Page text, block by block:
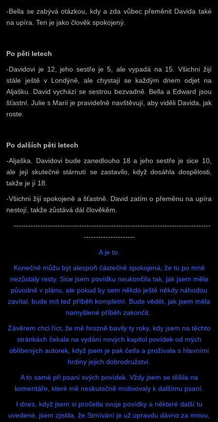
-Bella se zabývá otázkou, kdy a zda vůbec přeměnit Davida také
na upíra. Ten je jako člověk spokojený.
Po pěti letech
-Davidovi je 12, jeho sestře je 5, ale vypadá na 15. Všichni žijí
stále ještě v Londýně, ale chystají se každým dnem odjet na
Aljašku. David vychází se sestrou bezvadně. Bella a Edward jsou
šťastní. Julie s Marií je pravidelně navštěvují, aby viděli Davida, jak
roste.
Po dalších pěti letech
-Aljaška. Davidovi bude zanedlouho 18 a jeho sestře je sice 10,
ale její skutečné stárnutí se zastavilo, když dosáhla dospělosti,
takže je jí 18.
-Všichni žijí spokojeně a šťastně. David zatím o přeměnu na upíra
nestojí, takže zůstává dál člověkěm.
---------------------------------------------------------------------------------
---------------------
A je to.
Konečně můžu být alespoň částečně spokojená, že tu po mně
nezůstaly resty. Sice jsem povídku neukončila tak, jak jsem měla
původně v plánu, ale pokud by sem někdo ještě někdy náhodou
zavítal, bude mít teď příběh kompletní. Bude vědět, jak jsem měla
namyšlené příběh zakončit.
Závěrem chci říct, že mě hrozně bavily ty roky, kdy jsem na těchto
stránkách čekala na vydání nových kapitol povídek od mých
oblíbených autorek, když jsem je pak četla a prožívala s hlavními
hrdiny jejich dobrodružství.
A to samé při psaní svých povídek. Vždy jsem se těšila na
komentáře, které mě neskutečně motivovaly k dalšímu psaní.
I dnes, když jsem si pročetla svoje povídky a některé další tu
uvedené, jsem zjistila, že Stmívání je už opravdu dávno za mnou,